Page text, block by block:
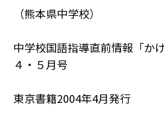
（熊本県中学校）
中学校国語指導直前情報「か
４・５月号
東京書籍2004年4月発行